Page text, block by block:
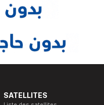
SATELLITES